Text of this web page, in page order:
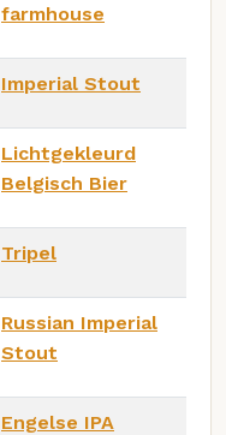
farmhouse
Imperial Stout
Lichtgekleurd
Belgisch Bier
Tripel
Russian Imperial
Stout
Engelse IPA